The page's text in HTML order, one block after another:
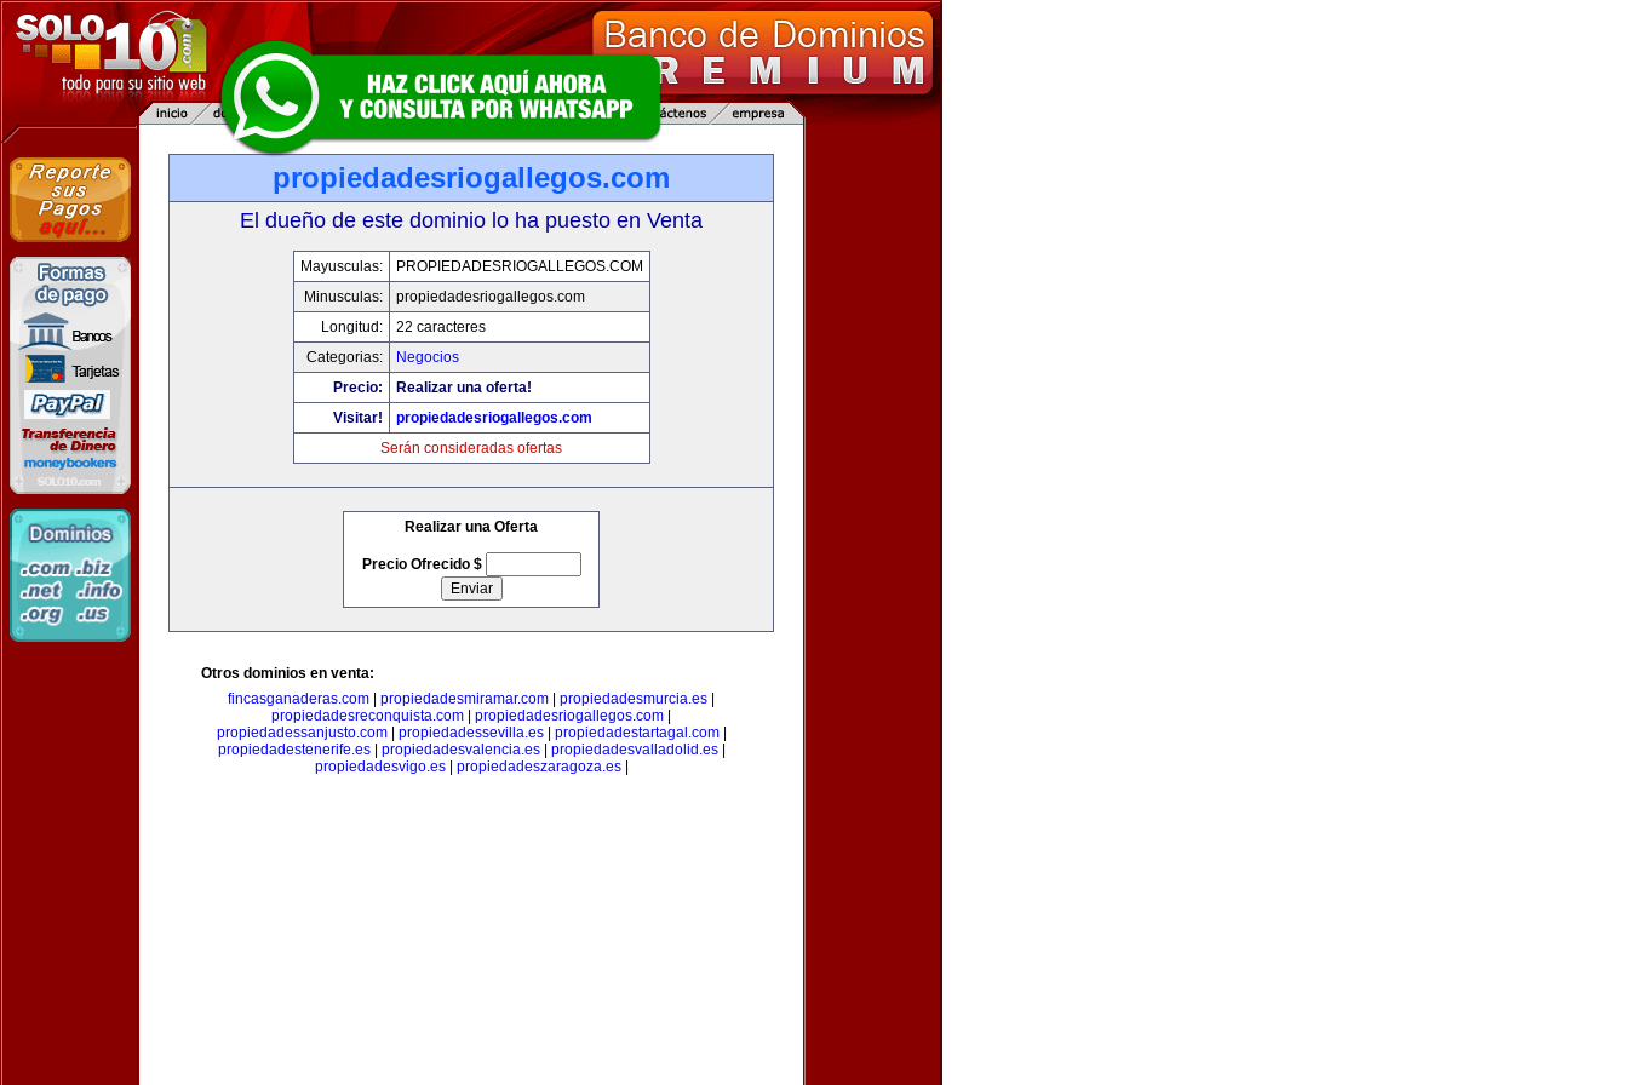
propiedadesriogallegos.com
El dueño de este dominio lo ha puesto en Venta
Mayusculas:
PROPIEDADESRIOGALLEGOS.COM
Minusculas:
propiedadesriogallegos.com
Longitud:
22 caracteres
Categorias:
Negocios
Precio:
Realizar una oferta!
Visitar!
propiedadesriogallegos.com
Serán consideradas ofertas
Realizar una Oferta
Precio Ofrecido $
Otros dominios en venta:
fincasganaderas.com
propiedadesmiramar.com propiedadesmurcia.es
propiedadesreconquista.com
propiedadesriogallegos.com
propiedadessanjusto.com| propiedadessevilla.es| propiedadestartagal.com|
propiedadestenerife.es| propiedadesvalencia.es| propiedadesvalladolid.es|
propiedadesvigo.es| propiedadeszaragoza.es|